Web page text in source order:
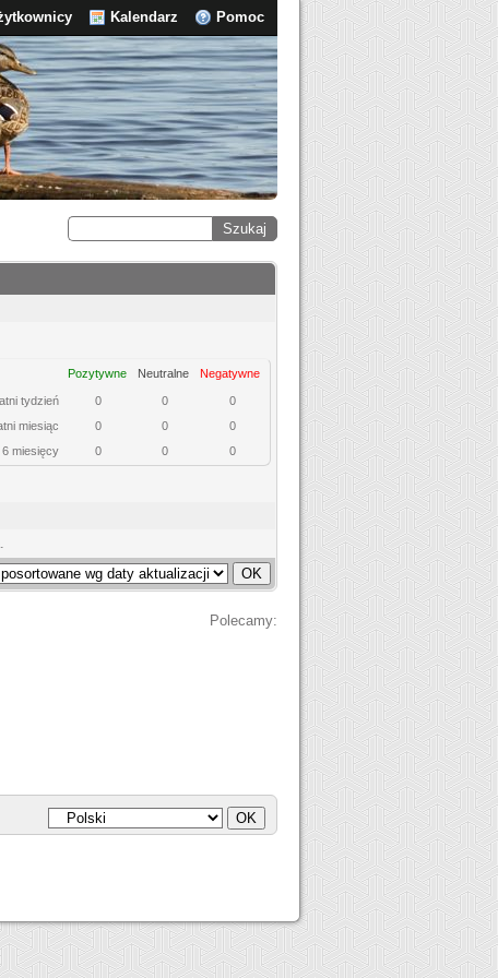
Kalendarz Pomoc
Pozytywne Neutralne Negatywne
tydzień 0 0
0
miesiąc
0 0
0
miesięcy
0 0 0
Polecamy: